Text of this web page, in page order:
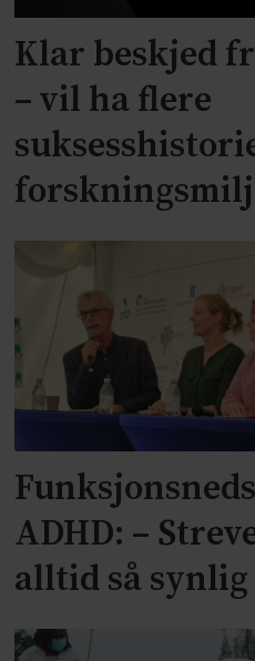
Klar beskjed
– vil ha flere
ADHD: –
alltid så synlig